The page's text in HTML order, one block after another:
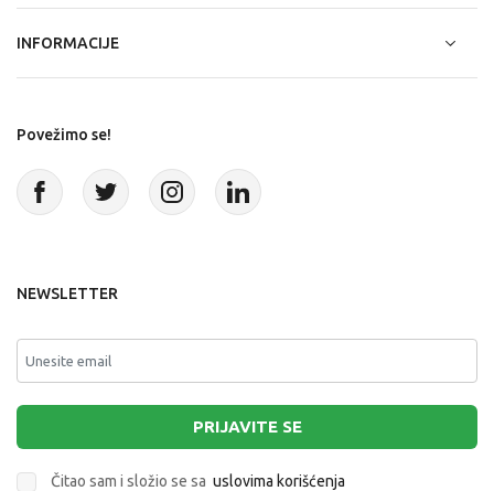
INFORMACIJE
Povežimo se!
NEWSLETTER
PRIJAVITE SE
Čitao sam i složio se sa uslovima korišćenja